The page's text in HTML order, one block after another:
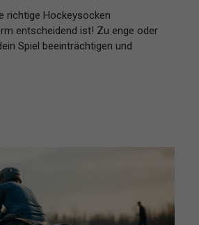
richtige Hockeysocken
entscheidend ist! Zu enge oder
Spiel beeinträchtigen und